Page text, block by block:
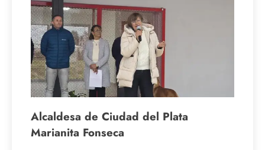
Alcaldesa de Ciudad del Plata
Marianita Fonseca